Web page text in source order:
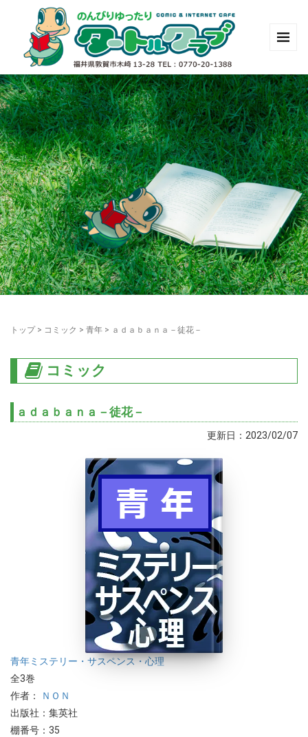
トップ> コミック > 青年 > ａｄａｂａｎａ－徒花－
コミック
ａｄａｂａｎａ－徒花－
更新日：2023/02/07
青年ミステリー・サスペンス・心理
全3巻
作者：
ＮＯＮ
出版社：集英社
棚番号：35